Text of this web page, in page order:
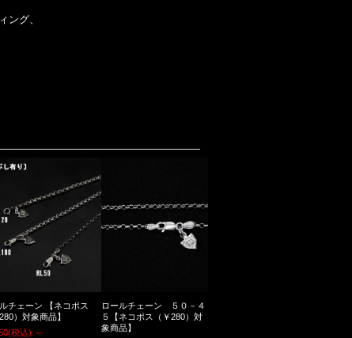
ング、
チェーン 【ネコポス
280）対象商品】
(税込) ～
ロールチェーン ５０－４
５【ネコポス（￥280）対
象商品】